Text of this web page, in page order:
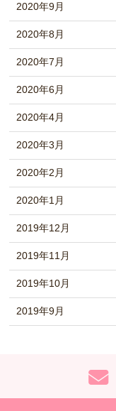
2020年9月
2020年8月
2020年7月
2020年6月
2020年4月
2020年3月
2020年2月
2020年1月
2019年12月
2019年11月
2019年10月
2019年9月